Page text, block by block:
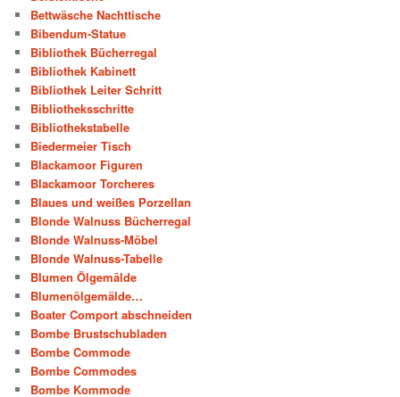
Bettwäsche Nachttische
Bibendum-Statue
Bibliothek Bücherregal
Bibliothek Kabinett
Bibliothek Leiter Schritt
Bibliotheksschritte
Bibliothekstabelle
Biedermeier Tisch
Blackamoor Figuren
Blackamoor Torcheres
Blaues und weißes Porzellan
Blonde Walnuss Bücherregal
Blonde Walnuss-Möbel
Blonde Walnuss-Tabelle
Blumen Ölgemälde
Blumenölgemälde…
Boater Comport abschneiden
Bombe Brustschubladen
Bombe Commode
Bombe Commodes
Bombe Kommode